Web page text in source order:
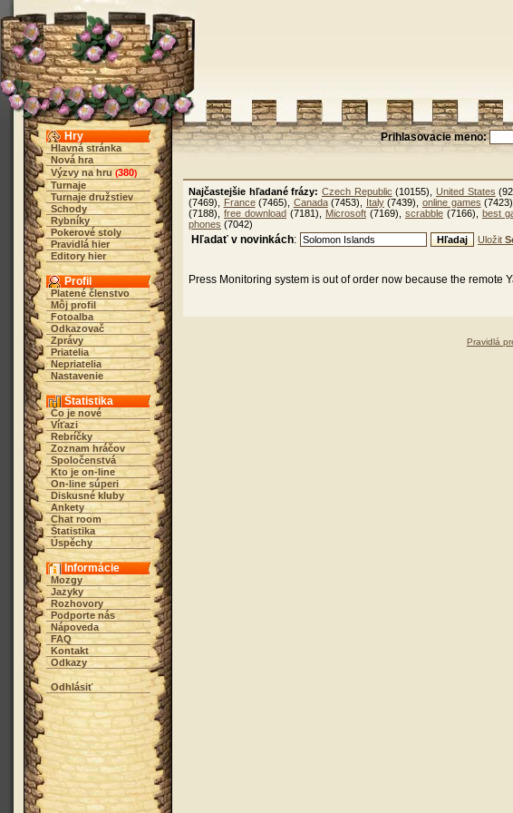
Hry
Hlavná stránka
Nová hra
Výzvy na hru (380)
Turnaje
Turnaje družstiev
Schody
Rybníky
Pokerové stoly
Pravidlá hier
Editory hier
Profil
Platené členstvo
Môj profil
Fotoalba
Odkazovač
Zprávy
Priatelia
Nepriatelia
Nastavenie
Štatistika
Čo je nové
Víťazi
Rebríčky
Zoznam hráčov
Spoločenstvá
Kto je on-line
On-line súperi
Diskusné kluby
Ankety
Chat room
Štatistika
Úspěchy
Informácie
Mozgy
Jazyky
Rozhovory
Podporte nás
Nápoveda
FAQ
Kontakt
Odkazy
Odhlásiť
Prihlasovacie meno:
Najčastejšie hľadané frázy: Czech Republic (10155),United States
(7469),
France(7465), Canada(7453), Italy(7439), online games (7423),
(7188), free download (7181), Microsoft (7169), scrabble (7166), best
phones (7042)
Hľadať v novinkách: Uložit
Press Monitoring system is out of order now because the
Pravidlá